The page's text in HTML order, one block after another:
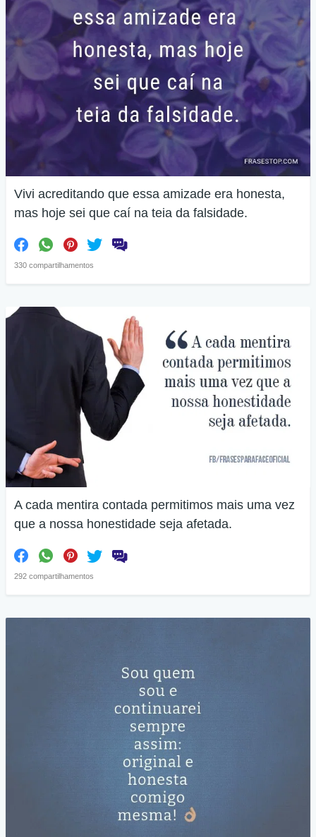
Vivi acreditando que essa amizade era honesta,
mas hoje sei que caí na teia da falsidade.
330 compartilhamentos
A cada mentira contada permitimos mais uma vez
que a nossa honestidade seja afetada.
292 compartilhamentos